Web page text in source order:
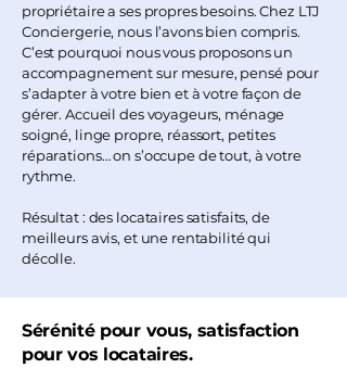
propriétaire a ses propres besoins. Chez LTJ
Conciergerie, nous l’avons bien compris.
C’est pourquoi nous vous proposons un
accompagnement sur mesure, pensé pour
s’adapter à votre bien et à votre façon de
gérer. Accueil des voyageurs, ménage
soigné, linge propre, réassort, petites
réparations… on s’occupe de tout, à votre
rythme.
Résultat : des locataires satisfaits, de
meilleurs avis, et une rentabilité qui
décolle.
Sérénité pour vous, satisfaction
pour vos locataires.